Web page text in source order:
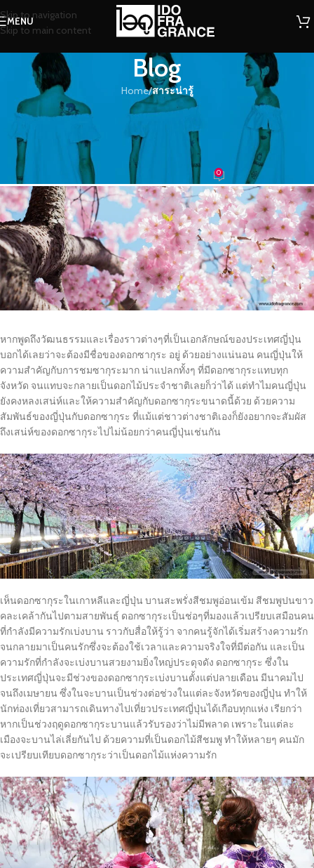
Skip to navigation
Skip to main content
MENU
Blog
Home/สาระน่ารู้
สาระน่ารู้
ความรักสีชมพูประดุจดอกซากุระแรก
แย้ม
น้องน้ำหอม On 11/02/2017 0
หากพูดถึงวัฒนธรรมและเรื่องราวต่างๆที่เป็นเอกลักษณ์ของประเทศญี่ปุ่น
บอกได้เลยว่าจะต้องมีชื่อของดอกซากุระ อยู่ ด้วยอย่างแน่นอน คนญี่ปุ่นให้
ความสำคัญกับการชมซากุระมาก น่าแปลกทั้งๆ ที่มีดอกซากุระแทบทุก
จังหวัด จนแทบจะกลายเป็นดอกไม้ประจำชาติเลยก็ว่าได้ แต่ทำไมคนญี่ปุ่น
ยังคงหลงเสน่ห์และให้ความสำคัญกับดอกซากุระขนาดนี้ด้วย ด้วยความ
สัมพันธ์ของญี่ปุ่นกับดอกซากุระ ที่แม้แต่ชาวต่างชาติเองก็ยังอยากจะสัมผัส
ถึงเสน่ห์ของดอกซากุระไปไม่น้อยกว่าคนญี่ปุ่นเช่นกัน
เห็นดอกซากุระในเกาหลีและญี่ปุ่น บานสะพรั่งสีชมพูอ่อนเข้ม สีชมพูปนขาว
คละเคล้ากันไปตามสายพันธุ์ ดอกซากุระเป็นช่อๆที่มองแล้วเปรียบเสมือนคน
ที่กำลังมีความรักเบ่งบาน ราวกับสื่อให้รู้ว่า จากคนรู้จักได้เริ่มสร้างความรัก
จนกลายมาเป็นคนรักซึ่งจะต้องใช้เวลาและความจริงใจที่มีต่อกัน และเป็น
ความรักที่กำลังจะเบ่งบานสวยงามยิ่งใหญ่ประดุจดัง ดอกซากุระ ซึ่งใน
ประเทศญี่ปุ่นจะมีช่วงของดอกซากุระเบ่งบานตั้งแต่ปลายเดือน มีนาคมไป
จนถึงเมษายน ซึ่งในจะบานเป็นช่วงต่อช่วงในแต่ละจังหวัดของญี่ปุ่น ทำให้
นักท่องเที่ยวสามารถเดินทางไปเที่ยวประเทศญี่ปุ่นได้เกือบทุกแห่ง เรียกว่า
หากเป็นช่วงฤดูดอกซากุระบานแล้วรับรองว่าไม่มีพลาด เพราะในแต่ละ
เมืองจะบานไล่เลี่ยกันไป ด้วยความที่เป็นดอกไม้สีชมพู ทำให้หลายๆ คนมัก
จะเปรียบเทียบดอกซากุระว่าเป็นดอกไม้แห่งความรัก